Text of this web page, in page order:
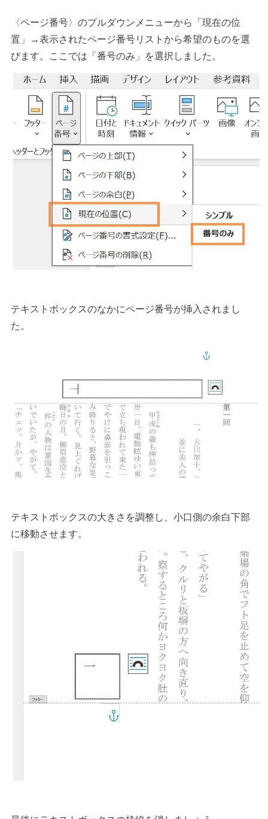
〈ページ番号〉のプルダウンメニューから「現在の位
置」→表示されたページ番号リストから希望のものを選
びます。ここでは「番号のみ」を選択しました。
テキストボックスのなかにページ番号が挿入されまし
た。
テキストボックスの大きさを調整し、小口側の余白下部
に移動させます。